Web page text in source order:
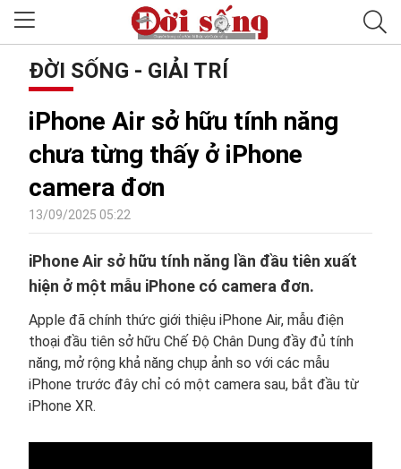
ĐỜI SỐNG - GIẢI TRÍ
iPhone Air sở hữu tính năng
chưa từng thấy ở iPhone
camera đơn
13/09/2025 05:22
iPhone Air sở hữu tính năng lần đầu tiên xuất
hiện ở một mẫu iPhone có camera đơn.
Apple đã chính thức giới thiệu iPhone Air, mẫu điện
thoại đầu tiên sở hữu Chế Độ Chân Dung đầy đủ tính
năng, mở rộng khả năng chụp ảnh so với các mẫu
iPhone trước đây chỉ có một camera sau, bắt đầu từ
iPhone XR.